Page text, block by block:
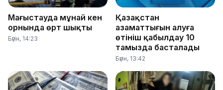
Маңғыстауда мұнай кен
орнында өрт шықты
Бүгін, 14:23
Қазақстан
азаматтығын алуға
өтініш қабылдау 10
тамызда басталады
Бүгін, 13:42